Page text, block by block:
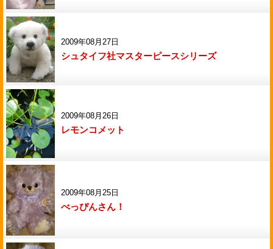
2009年08月27日
シュタイフ社マスターピースシリーズ
2009年08月26日
レモンコメット
2009年08月25日
べっぴんさん！